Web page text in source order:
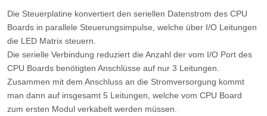
Die Steuerplatine konvertiert den seriellen Datenstrom des CPU
Boards in parallele Steuerungsimpulse, welche über I/O Leitungen
die LED Matrix steuern.
Die serielle Verbindung reduziert die Anzahl der vom I/O Port des
CPU Boards benötigten Anschlüsse auf nur 3 Leitungen.
Zusammen mit dem Anschluss an die Stromversorgung kommt
man dann auf insgesamt 5 Leitungen, welche vom CPU Board
zum ersten Modul verkabelt werden müssen.